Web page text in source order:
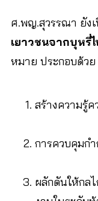
ศ.พญ.สุวรรณา ยัง
เยาวชนจากบุหรี่
หมาย ประกอบด้วย
สร้างความรู้
การควบคุมก
ผลักดันให้กล